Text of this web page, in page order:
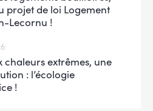
projet de loi Logement
Lecornu !
chaleurs extrêmes, une
: l’écologie
!